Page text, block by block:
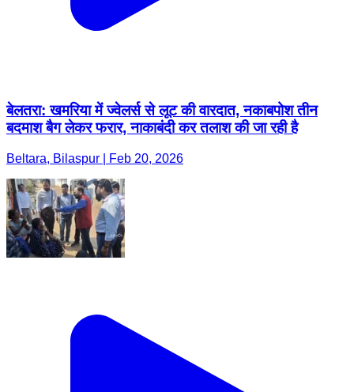
बेलतरा: खमरिया में ज्वेलर्स से लूट की वारदात, नकाबपोश तीन
बदमाश बैग लेकर फरार, नाकाबंदी कर तलाश की जा रही है
Beltara, Bilaspur | Feb 20, 2026